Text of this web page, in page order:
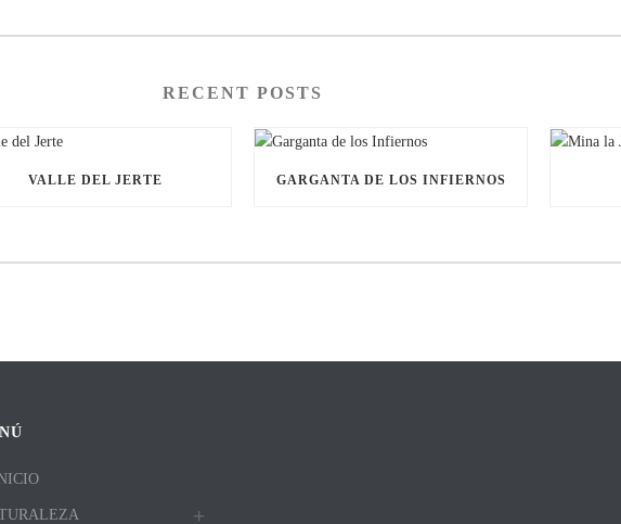
RECENT POSTS
VALLE DEL JERTE GARGANTA DE LOS INFIERNOS